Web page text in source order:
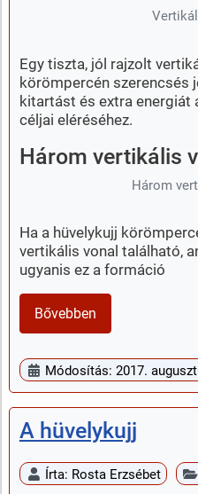
Egy tiszta, jól rajzolt
körömpercén szerencsés
kitartást és extra energiát
céljai eléréséhez.
Három vertikális
Három
Ha a hüvelykujj
vertikális vonal található,
ugyanis ez a formáció
Bővebben
Módosítás: 2017.
A hüvelykujj
Írta: Rosta Erzsébet